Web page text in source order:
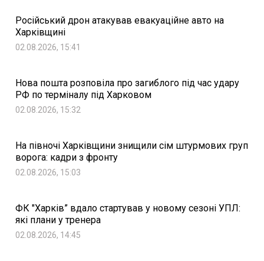
Російський дрон атакував евакуаційне авто на
Харківщині
02.08.2026, 15:41
Нова пошта розповіла про загиблого під час удару
РФ по терміналу під Харковом
02.08.2026, 15:32
На півночі Харківщини знищили сім штурмових груп
ворога: кадри з фронту
02.08.2026, 15:03
ФК "Харків” вдало стартував у новому сезоні УПЛ:
які плани у тренера
02.08.2026, 14:45